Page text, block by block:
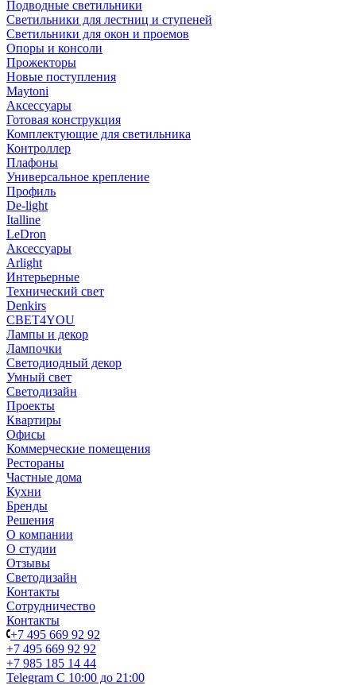
Подводные светильники
Светильники для лестниц и ступеней
Светильники для окон и проемов
Опоры и консоли
Прожекторы
Новые поступления
Maytoni
Аксессуары
Готовая конструкция
Комплектующие для светильника
Контроллер
Плафоны
Универсальное крепление
Профиль
De-light
Italline
LeDron
Аксессуары
Arlight
Интерьерные
Технический свет
Denkirs
СВЕТ4YOU
Лампы и декор
Лампочки
Светодиодный декор
Умный свет
Светодизайн
Проекты
Квартиры
Офисы
Коммерческие помещения
Рестораны
Частные дома
Кухни
Бренды
Решения
О компании
О студии
Отзывы
Светодизайн
Контакты
Сотрудничество
Контакты
+7 495 669 92 92
+7 495 669 92 92
+7 985 185 14 44
Telegram С 10:00 до 21:00